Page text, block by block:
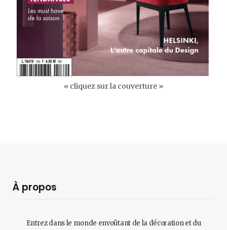
« cliquez sur la couverture »
À propos
Entrez dans le monde envoûtant de la décoration et du